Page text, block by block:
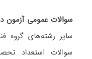
سوالات عمومی آزمون
سایر رشته‌های
سوالات استعداد